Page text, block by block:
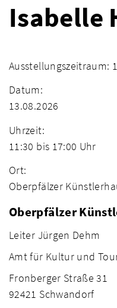
Isabelle
Ausstellungszeitraum:
Datum:
13.08.2026
Uhrzeit:
11:30 bis 17:00 Uhr
Ort:
Oberpfälzer
Oberpfälzer
Leiter Jürgen Dehm
Amt für Kultur und
Fronberger Straße 31
92421 Schwandorf